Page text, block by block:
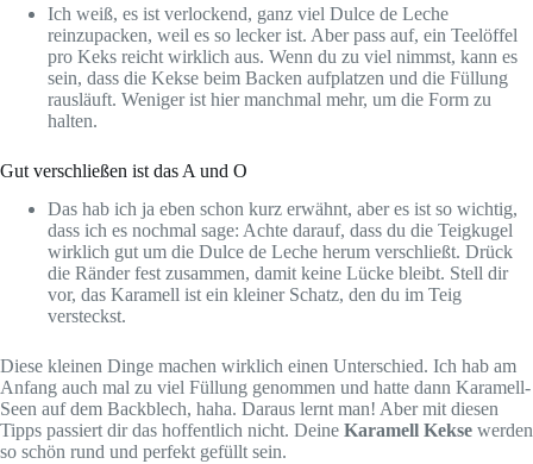
Ich weiß, es ist verlockend, ganz viel Dulce de Leche
reinzupacken, weil es so lecker ist. Aber pass auf, ein Teelöffel
pro Keks reicht wirklich aus. Wenn du zu viel nimmst, kann es
sein, dass die Kekse beim Backen aufplatzen und die Füllung
rausläuft. Weniger ist hier manchmal mehr, um die Form zu
halten.
Gut verschließen ist das A und O
Das hab ich ja eben schon kurz erwähnt, aber es ist so wichtig,
dass ich es nochmal sage: Achte darauf, dass du die Teigkugel
wirklich gut um die Dulce de Leche herum verschließt. Drück
die Ränder fest zusammen, damit keine Lücke bleibt. Stell dir
vor, das Karamell ist ein kleiner Schatz, den du im Teig
versteckst.
Diese kleinen Dinge machen wirklich einen Unterschied. Ich hab am
Anfang auch mal zu viel Füllung genommen und hatte dann Karamell-
Seen auf dem Backblech, haha. Daraus lernt man! Aber mit diesen
Tipps passiert dir das hoffentlich nicht. Deine Karamell Kekse werden
so schön rund und perfekt gefüllt sein.